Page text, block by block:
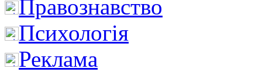
Правознавство
Психологія
Реклама